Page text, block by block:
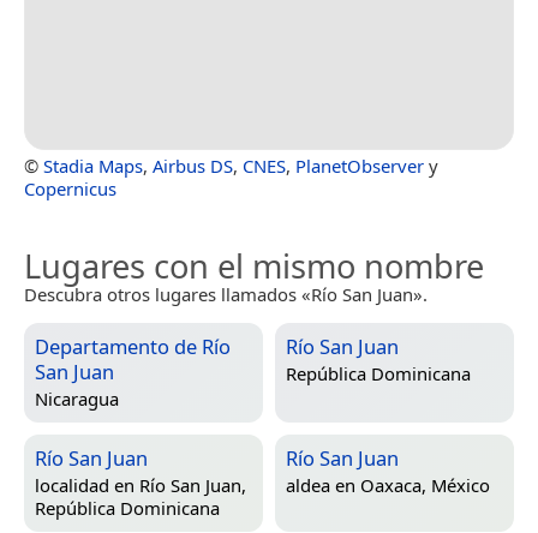
© Stadia Maps, Airbus DS, CNES, PlanetObserver y
Copernicus
Lugares con el mismo nombre
Descubra otros lugares llamados «Río San Juan».
Departamento de Río
San Juan
Nicaragua
Río San Juan
República Dominicana
Río San Juan
localidad en Río San Juan,
República Dominicana
Río San Juan
aldea en Oaxaca, México